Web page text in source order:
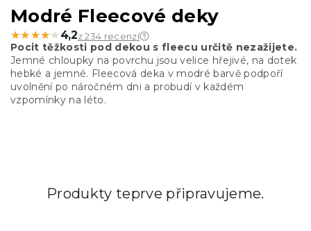
Modré Fleecové deky
★★★★★
★★★★★ 4,2z 234 recenzí
Pocit těžkosti pod dekou s fleecu určitě nezažijete.
Jemné chloupky na povrchu jsou velice hřejivé, na dotek
hebké a jemné. Fleecová deka v modré barvě podpoří
uvolnění po náročném dni a probudí v každém
vzpomínky na léto.
Produkty teprve připravujeme.